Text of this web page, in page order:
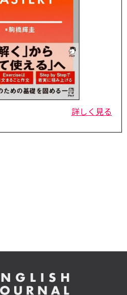
詳しく見る